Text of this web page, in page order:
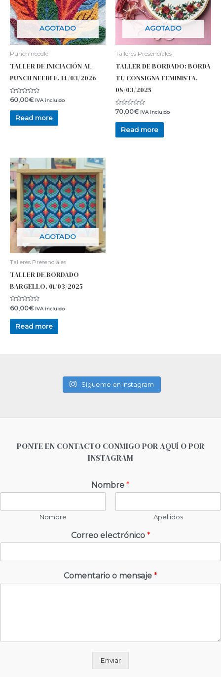
AGOTADO
Punch needle
TALLER DE INICIACIÓN AL
PUNCH NEEDLE. 14/03/2026
Rated
0
out
60,00€ IVA incluido
Read more
AGOTADO
Talleres Presenciales
TALLER DE BORDADO: BORDA
TU CONSIGNA FEMINISTA.
08/03/2025
Rated
0
out
70,00€ IVA incluido
Read more
AGOTADO
Talleres Presenciales
TALLER DE BORDADO
BARGELLO. 01/03/2025
Rated
0
out
60,00€ IVA incluido
Read more
Sígueme en Instagram
PONTE EN CONTACTO CONMIGO POR AQUÍ O POR
INSTAGRAM
Nombre *
Nombre Apellidos
Correo electrónico *
Comentario o mensaje *
Enviar